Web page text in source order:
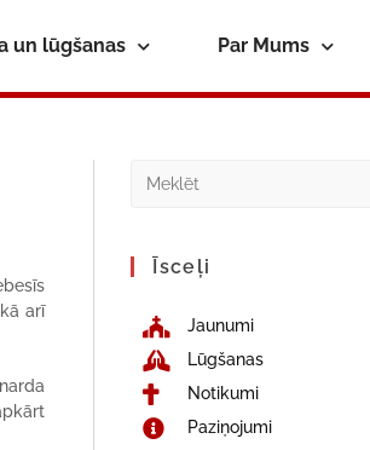
un lūgšanas Par Mums
arī
Īsceļi
Jaunumi
Lūgšanas
Notikumi
Paziņojumi